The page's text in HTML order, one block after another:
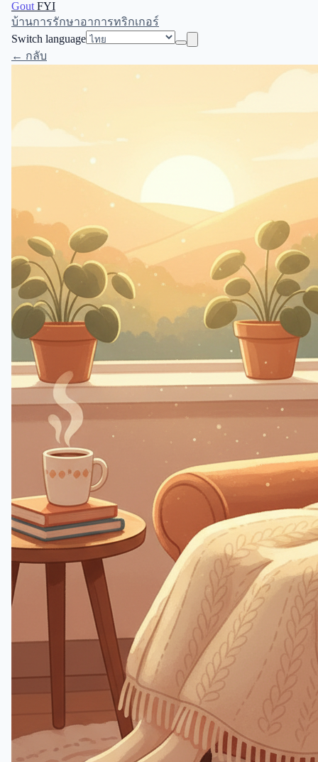
Gout FYI
บ้านการรักษาอาการทริกเกอร์
Switch language
← กลับ